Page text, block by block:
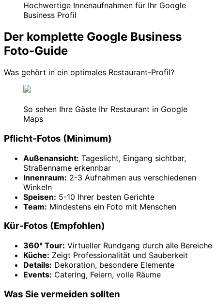
Hochwertige Innenaufnahmen für Ihr Google
Business Profil
Der komplette Google Business
Foto-Guide
Was gehört in ein optimales Restaurant-Profil?
So sehen Ihre Gäste Ihr Restaurant in Google
Maps
Pflicht-Fotos (Minimum)
Außenansicht: Tageslicht, Eingang sichtbar,
Straßenname erkennbar
Innenraum: 2-3 Aufnahmen aus verschiedenen
Winkeln
Speisen: 5-10 Ihrer besten Gerichte
Team: Mindestens ein Foto mit Menschen
Kür-Fotos (Empfohlen)
360° Tour: Virtueller Rundgang durch alle Bereiche
Küche: Zeigt Professionalität und Sauberkeit
Details: Dekoration, besondere Elemente
Events: Catering, Feiern, volle Räume
Was Sie vermeiden sollten